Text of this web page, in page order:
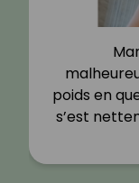
poids en
s’est